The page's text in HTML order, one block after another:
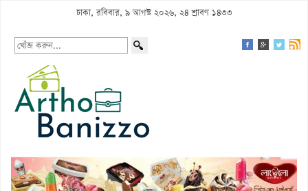
ঢাকা, রবিবার, ৯ আগস্ট ২০২৬, ২৪ শ্রাবণ ১৪৩৩